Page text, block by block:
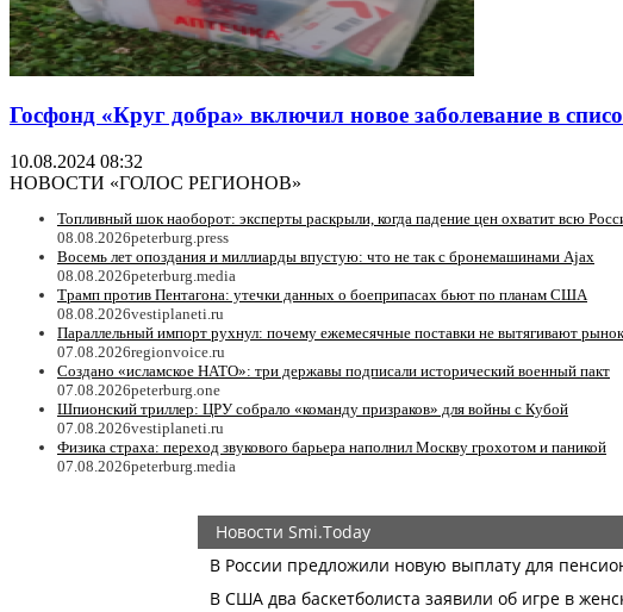
Госфонд «Круг добра» включил новое заболевание в
10.08.2024 08:32
НОВОСТИ «ГОЛОС РЕГИОНОВ»
Топливный шок наоборот: эксперты раскрыли, когда падение цен охватит всю
08.08.2026peterburg.press
Восемь лет опоздания и миллиарды впустую: что не так с бронемашинами Ajax
08.08.2026peterburg.media
Трамп против Пентагона: утечки данных о боеприпасах бьют по планам США
08.08.2026vestiplaneti.ru
Параллельный импорт рухнул: почему ежемесячные поставки не вытягивают рынок
07.08.2026regionvoice.ru
Создано «исламское НАТО»: три державы подписали исторический военный пакт
07.08.2026peterburg.one
Шпионский триллер: ЦРУ собрало «команду призраков» для войны с Кубой
07.08.2026vestiplaneti.ru
Физика страха: переход звукового барьера наполнил Москву грохотом и паникой
07.08.2026peterburg.media